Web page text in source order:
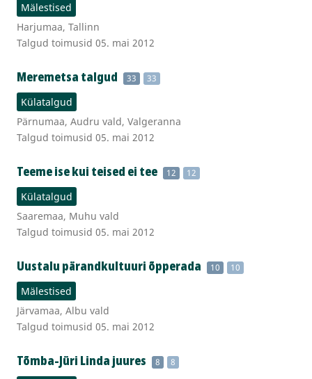
Mälestised
Harjumaa, Tallinn
Talgud toimusid 05. mai 2012
Meremetsa talgud 33 33
Külatalgud
Pärnumaa, Audru vald, Valgeranna
Talgud toimusid 05. mai 2012
Teeme ise kui teised ei tee 12 12
Külatalgud
Saaremaa, Muhu vald
Talgud toimusid 05. mai 2012
Uustalu pärandkultuuri õpperada 10 10
Mälestised
Järvamaa, Albu vald
Talgud toimusid 05. mai 2012
Tõmba-Jüri Linda juures 8 8